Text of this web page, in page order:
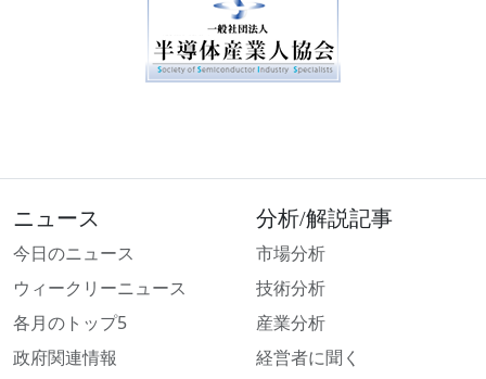
ニュース
今日のニュース
ウィークリーニュース
各月のトップ5
政府関連情報
分析/解説記事
市場分析
技術分析
産業分析
経営者に聞く